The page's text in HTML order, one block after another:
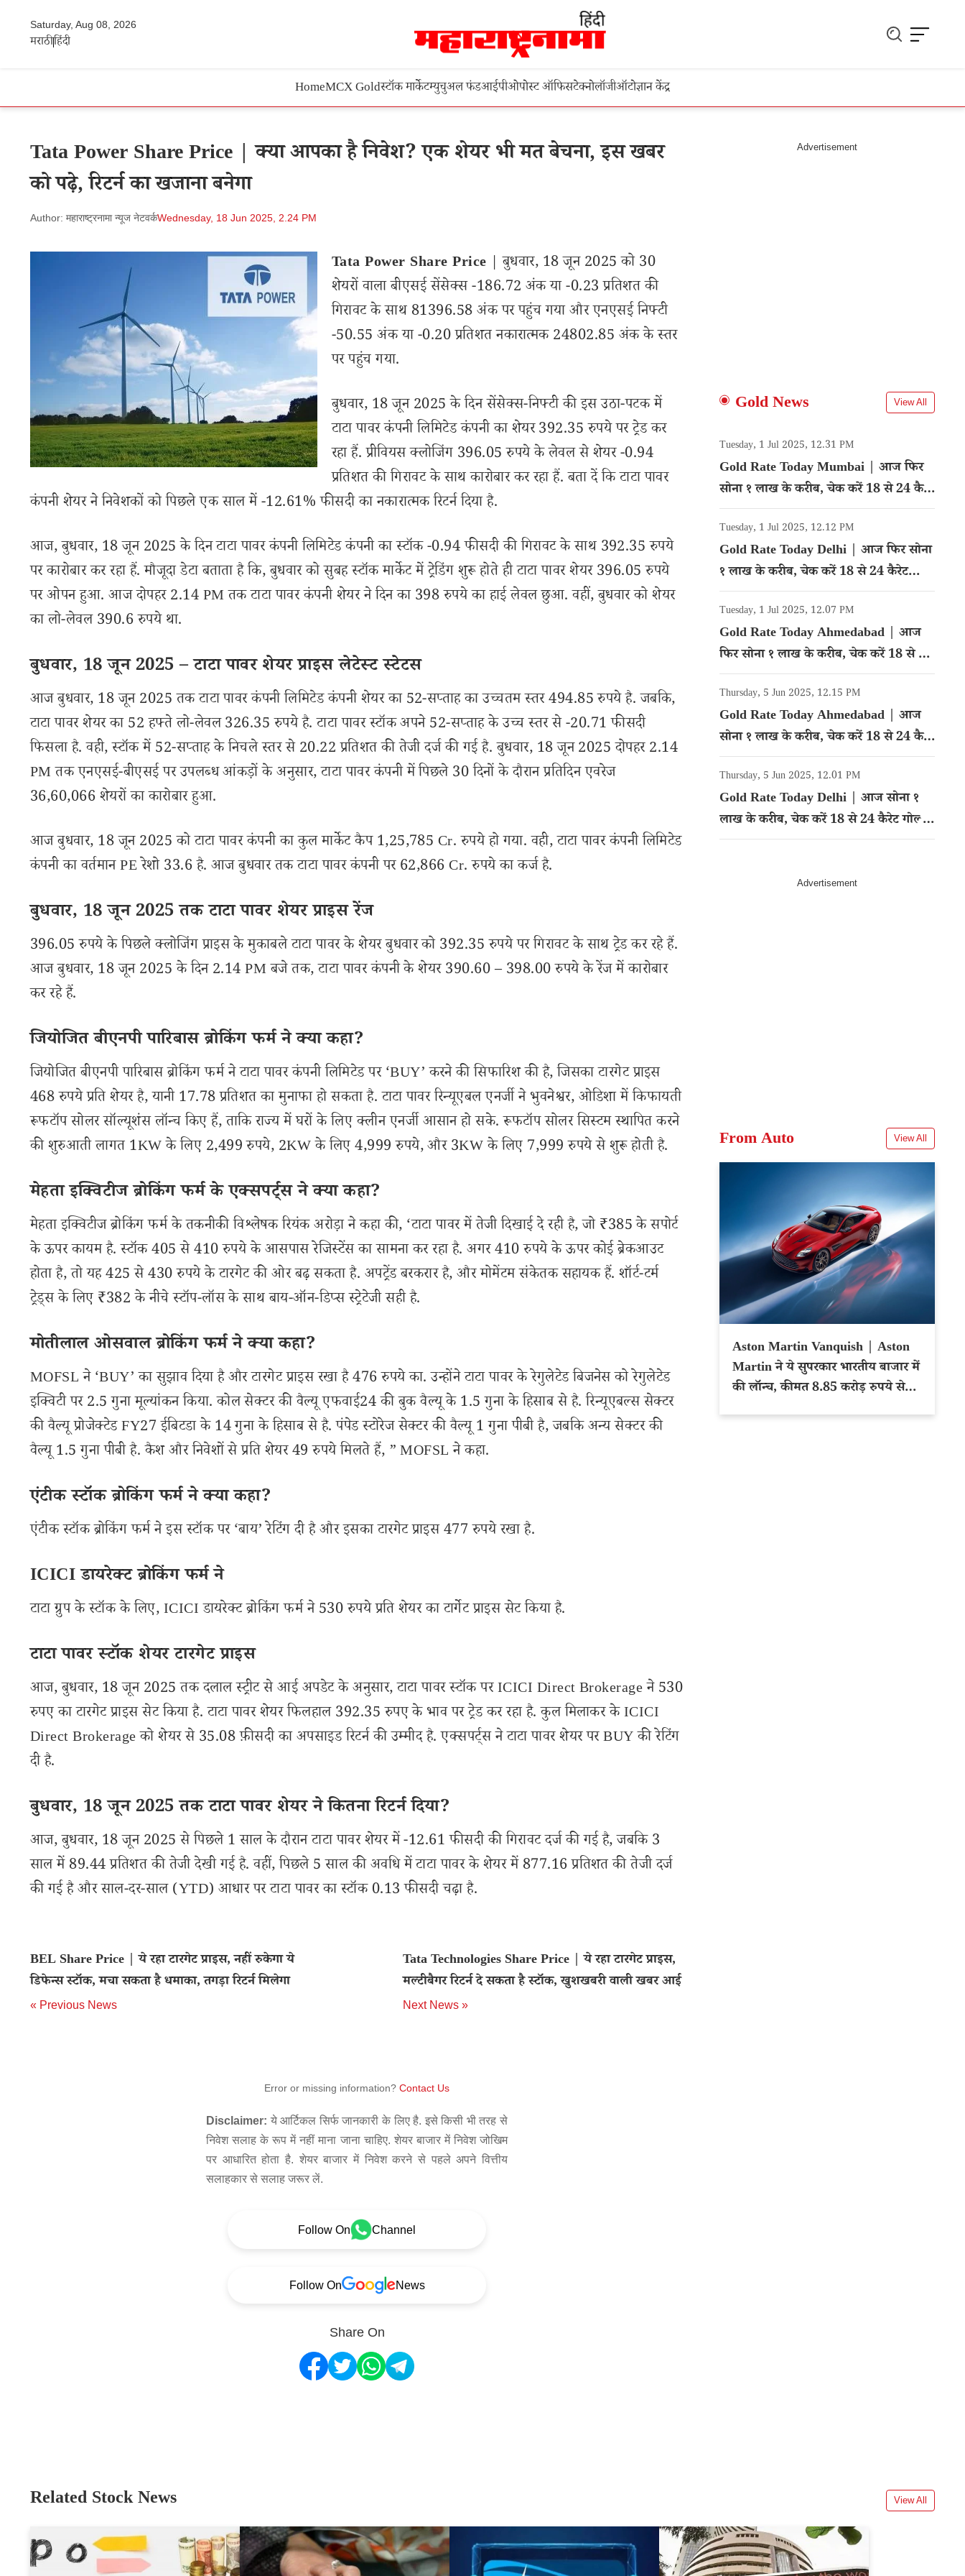
Saturday, Aug 08, 2026
मराठीहिंदी
HomeMCX Goldस्टॉक मार्केटम्युचुअल फंडआईपीओपोस्ट ऑफिसटेक्नोलॉजीऑटोज्ञान केंद्र
Tata Power Share Price | क्या आपका है निवेश? एक शेयर भी मत बेचना, इस खबर
को पढ़े, रिटर्न का खजाना बनेगा
Author: महाराष्ट्रनामा न्यूज नेटवर्कWednesday, 18 Jun 2025, 2.24 PM
Tata Power Share Price | बुधवार, 18 जून 2025 को 30
शेयरों वाला बीएसई सेंसेक्स -186.72 अंक या -0.23 प्रतिशत की
गिरावट के साथ 81396.58 अंक पर पहुंच गया और एनएसई निफ्टी
-50.55 अंक या -0.20 प्रतिशत नकारात्मक 24802.85 अंक के स्तर
पर पहुंच गया.
बुधवार, 18 जून 2025 के दिन सेंसेक्स-निफ्टी की इस उठा-पटक में
टाटा पावर कंपनी लिमिटेड कंपनी का शेयर 392.35 रुपये पर ट्रेड कर
रहा हैं. प्रीवियस क्लोजिंग 396.05 रुपये के लेवल से शेयर -0.94
प्रतिशत की गिरावट के साथ कारोबार कर रहा हैं. बता दें कि टाटा पावर
कंपनी शेयर ने निवेशकों को पिछले एक साल में -12.61% फीसदी का नकारात्मक रिटर्न दिया है.
आज, बुधवार, 18 जून 2025 के दिन टाटा पावर कंपनी लिमिटेड कंपनी का स्टॉक -0.94 फीसदी की गिरावट के साथ 392.35 रुपये
पर कारोबार कर रहा हैं. मौजूदा डेटा बताता है कि, बुधवार को सुबह स्टॉक मार्केट में ट्रेडिंग शुरू होते ही टाटा पावर शेयर 396.05 रुपये
पर ओपन हुआ. आज दोपहर 2.14 PM तक टाटा पावर कंपनी शेयर ने दिन का 398 रुपये का हाई लेवल छुआ. वहीं, बुधवार को शेयर
का लो-लेवल 390.6 रुपये था.
बुधवार, 18 जून 2025 – टाटा पावर शेयर प्राइस लेटेस्ट स्टेटस
आज बुधवार, 18 जून 2025 तक टाटा पावर कंपनी लिमिटेड कंपनी शेयर का 52-सप्ताह का उच्चतम स्तर 494.85 रुपये है. जबकि,
टाटा पावर शेयर का 52 हफ्ते लो-लेवल 326.35 रुपये है. टाटा पावर स्टॉक अपने 52-सप्ताह के उच्च स्तर से -20.71 फीसदी
फिसला है. वही, स्टॉक में 52-सप्ताह के निचले स्तर से 20.22 प्रतिशत की तेजी दर्ज की गई है. बुधवार, 18 जून 2025 दोपहर 2.14
PM तक एनएसई-बीएसई पर उपलब्ध आंकड़ों के अनुसार, टाटा पावर कंपनी में पिछले 30 दिनों के दौरान प्रतिदिन एवरेज
36,60,066 शेयरों का कारोबार हुआ.
आज बुधवार, 18 जून 2025 को टाटा पावर कंपनी का कुल मार्केट कैप 1,25,785 Cr. रुपये हो गया. वही, टाटा पावर कंपनी लिमिटेड
कंपनी का वर्तमान PE रेशो 33.6 है. आज बुधवार तक टाटा पावर कंपनी पर 62,866 Cr. रुपये का कर्ज है.
बुधवार, 18 जून 2025 तक टाटा पावर शेयर प्राइस रेंज
396.05 रुपये के पिछले क्लोजिंग प्राइस के मुकाबले टाटा पावर के शेयर बुधवार को 392.35 रुपये पर गिरावट के साथ ट्रेड कर रहे हैं.
आज बुधवार, 18 जून 2025 के दिन 2.14 PM बजे तक, टाटा पावर कंपनी के शेयर 390.60 – 398.00 रुपये के रेंज में कारोबार
कर रहे हैं.
जियोजित बीएनपी पारिबास ब्रोकिंग फर्म ने क्या कहा?
जियोजित बीएनपी पारिबास ब्रोकिंग फर्म ने टाटा पावर कंपनी लिमिटेड पर ‘BUY’ करने की सिफारिश की है, जिसका टारगेट प्राइस
468 रुपये प्रति शेयर है, यानी 17.78 प्रतिशत का मुनाफा हो सकता है. टाटा पावर रिन्यूएबल एनर्जी ने भुवनेश्वर, ओडिशा में किफायती
रूफटॉप सोलर सॉल्यूशंस लॉन्च किए हैं, ताकि राज्य में घरों के लिए क्लीन एनर्जी आसान हो सके. रूफटॉप सोलर सिस्टम स्थापित करने
की शुरुआती लागत 1KW के लिए 2,499 रुपये, 2KW के लिए 4,999 रुपये, और 3KW के लिए 7,999 रुपये से शुरू होती है.
मेहता इक्विटीज ब्रोकिंग फर्म के एक्सपर्ट्स ने क्या कहा?
मेहता इक्विटीज ब्रोकिंग फर्म के तकनीकी विश्लेषक रियंक अरोड़ा ने कहा की, ‘टाटा पावर में तेजी दिखाई दे रही है, जो ₹385 के सपोर्ट
के ऊपर कायम है. स्टॉक 405 से 410 रुपये के आसपास रेजिस्टेंस का सामना कर रहा है. अगर 410 रुपये के ऊपर कोई ब्रेकआउट
होता है, तो यह 425 से 430 रुपये के टारगेट की ओर बढ़ सकता है. अपट्रेंड बरकरार है, और मोमेंटम संकेतक सहायक हैं. शॉर्ट-टर्म
ट्रेड्स के लिए ₹382 के नीचे स्टॉप-लॉस के साथ बाय-ऑन-डिप्स स्ट्रेटेजी सही है.
मोतीलाल ओसवाल ब्रोकिंग फर्म ने क्या कहा?
MOFSL ने ‘BUY’ का सुझाव दिया है और टारगेट प्राइस रखा है 476 रुपये का. उन्होंने टाटा पावर के रेगुलेटेड बिजनेस को रेगुलेटेड
इक्विटी पर 2.5 गुना मूल्यांकन किया. कोल सेक्टर की वैल्यू एफवाई24 की बुक वैल्यू के 1.5 गुना के हिसाब से है. रिन्यूएबल्स सेक्टर
की वैल्यू प्रोजेक्टेड FY27 ईबिटडा के 14 गुना के हिसाब से है. पंपेड स्टोरेज सेक्टर की वैल्यू 1 गुना पीबी है, जबकि अन्य सेक्टर की
वैल्यू 1.5 गुना पीबी है. कैश और निवेशों से प्रति शेयर 49 रुपये मिलते हैं, ” MOFSL ने कहा.
एंटीक स्टॉक ब्रोकिंग फर्म ने क्या कहा?
एंटीक स्टॉक ब्रोकिंग फर्म ने इस स्टॉक पर ‘बाय’ रेटिंग दी है और इसका टारगेट प्राइस 477 रुपये रखा है.
ICICI डायरेक्ट ब्रोकिंग फर्म ने
टाटा ग्रुप के स्टॉक के लिए, ICICI डायरेक्ट ब्रोकिंग फर्म ने 530 रुपये प्रति शेयर का टार्गेट प्राइस सेट किया है.
टाटा पावर स्टॉक शेयर टारगेट प्राइस
आज, बुधवार, 18 जून 2025 तक दलाल स्ट्रीट से आई अपडेट के अनुसार, टाटा पावर स्टॉक पर ICICI Direct Brokerage ने 530
रुपए का टारगेट प्राइस सेट किया है. टाटा पावर शेयर फिलहाल 392.35 रुपए के भाव पर ट्रेड कर रहा है. कुल मिलाकर के ICICI
Direct Brokerage को शेयर से 35.08 फ़ीसदी का अपसाइड रिटर्न की उम्मीद है. एक्सपर्ट्स ने टाटा पावर शेयर पर BUY की रेटिंग
दी है.
बुधवार, 18 जून 2025 तक टाटा पावर शेयर ने कितना रिटर्न दिया?
आज, बुधवार, 18 जून 2025 से पिछले 1 साल के दौरान टाटा पावर शेयर में -12.61 फीसदी की गिरावट दर्ज की गई है, जबकि 3
साल में 89.44 प्रतिशत की तेजी देखी गई है. वहीं, पिछले 5 साल की अवधि में टाटा पावर के शेयर में 877.16 प्रतिशत की तेजी दर्ज
की गई है और साल-दर-साल (YTD) आधार पर टाटा पावर का स्टॉक 0.13 फीसदी चढ़ा है.
BEL Share Price | ये रहा टारगेट प्राइस, नहीं रुकेगा ये
डिफेन्स स्टॉक, मचा सकता है धमाका, तगड़ा रिटर्न मिलेगा
« Previous News
Tata Technologies Share Price | ये रहा टारगेट प्राइस,
मल्टीबैगर रिटर्न दे सकता है स्टॉक, खुशखबरी वाली खबर आई
Next News »
Error or missing information? Contact Us
Disclaimer: ये आर्टिकल सिर्फ जानकारी के लिए है. इसे किसी भी तरह से
निवेश सलाह के रूप में नहीं माना जाना चाहिए. शेयर बाजार में निवेश जोखिम
पर आधारित होता है. शेयर बाजार में निवेश करने से पहले अपने वित्तीय
सलाहकार से सलाह जरूर लें.
Follow On Channel
Follow On News
Share On
Gold News View All
Tuesday, 1 Jul 2025, 12.31 PM
Gold Rate Today Mumbai | आज फिर
सोना १ लाख के करीब, चेक करें 18 से 24 कैरेट
गोल्ड का रेट
Tuesday, 1 Jul 2025, 12.12 PM
Gold Rate Today Delhi | आज फिर सोना
१ लाख के करीब, चेक करें 18 से 24 कैरेट
गोल्ड का रेट
Tuesday, 1 Jul 2025, 12.07 PM
Gold Rate Today Ahmedabad | आज
फिर सोना १ लाख के करीब, चेक करें 18 से 24
कैरेट गोल्ड का रेट
Thursday, 5 Jun 2025, 12.15 PM
Gold Rate Today Ahmedabad | आज
सोना १ लाख के करीब, चेक करें 18 से 24 कैरेट
गोल्ड का रेट
Thursday, 5 Jun 2025, 12.01 PM
Gold Rate Today Delhi | आज सोना १
लाख के करीब, चेक करें 18 से 24 कैरेट गोल्ड
का रेट
From Auto View All
Aston Martin Vanquish | Aston
Martin ने ये सुपरकार भारतीय बाजार में
की लॉन्च, कीमत 8.85 करोड़ रुपये से
Related Stock News View All